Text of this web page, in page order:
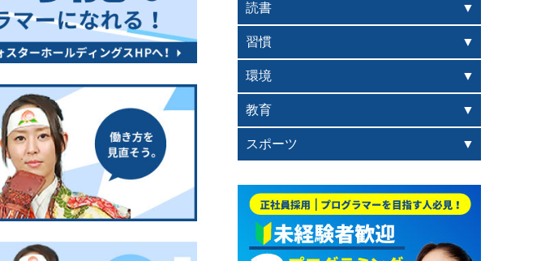
読書
習慣
環境
教育
スポーツ